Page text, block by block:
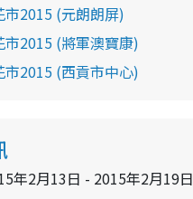
市2015 (元朗朗屏)
市2015 (將軍澳寶康)
市2015 (西貢市中心)
年2月13日 - 2015年2月19日